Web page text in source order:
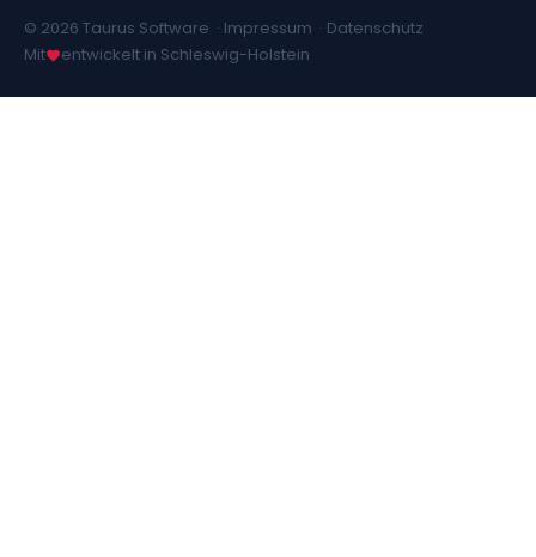
© 2026 Taurus Software · Impressum · Datenschutz
Mit
entwickelt in Schleswig-Holstein